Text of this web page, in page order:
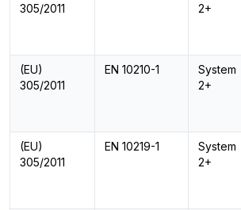
305/2011
2+
(EU)
305/2011
EN 10210-1
System
2+
(EU)
305/2011
EN 10219-1
System
2+